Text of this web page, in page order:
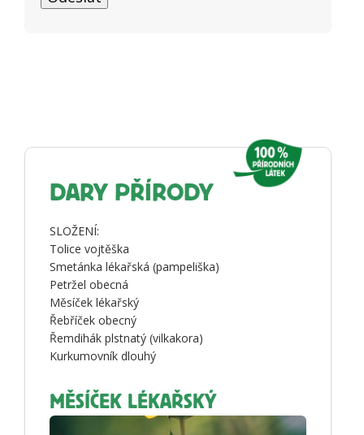
DARY PŘÍRODY
SLOŽENÍ:
Tolice vojtěška
Smetánka lékařská (pampeliška)
Petržel obecná
Měsíček lékařský
Řebříček obecný
Řemdihák plstnatý (vilkakora)
Kurkumovník dlouhý
MĚSÍČEK LÉKAŘSKÝ